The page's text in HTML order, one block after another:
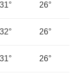
31° 26°
32° 26°
31° 26°